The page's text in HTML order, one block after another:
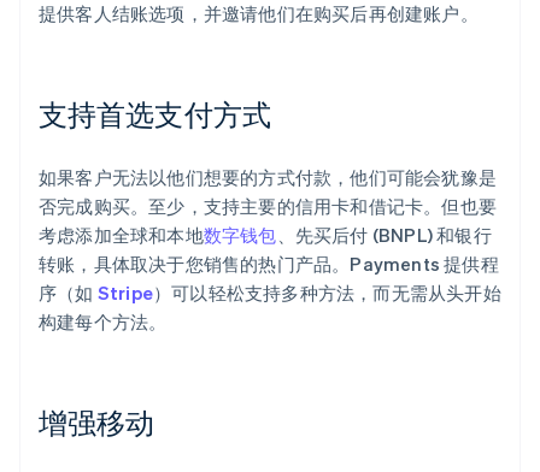
提供客人结账选项，并邀请他们在购买后再创建账户。
支持首选支付方式
如果客户无法以他们想要的方式付款，他们可能会犹豫是
否完成购买。至少，支持主要的信用卡和借记卡。但也要
考虑添加全球和本地数字钱包、先买后付 (BNPL) 和银行
转账，具体取决于您销售的热门产品。Payments 提供程
序（如 Stripe）可以轻松支持多种方法，而无需从头开始
构建每个方法。
增强移动